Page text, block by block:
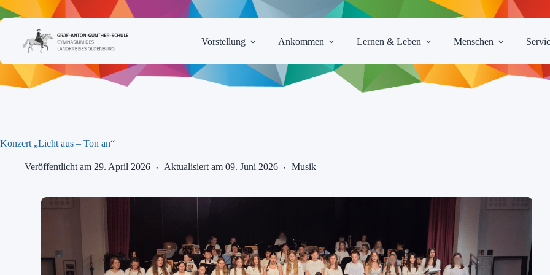
Zum
Inhalt
Vorstellung
Ankommen Lernen & Leben Menschen
Konzert „Licht aus – Ton an“
Veröffentlicht am 29. April 2026 Aktualisiert am 09. Juni 2026 Musik